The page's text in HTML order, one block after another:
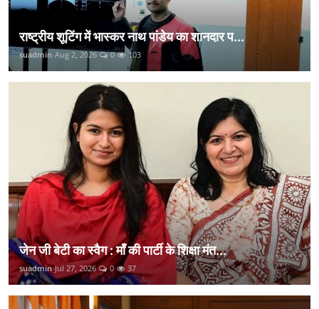
राष्ट्रीय शूटिंग में भास्कर नाथ पांडेय का शानदार प...
suadmin Aug 2, 2026 0 103
जेन जी बेटी का स्वैग : माँ की पार्टी के शिक्षा मंत...
suadmin Jul 27, 2026 0 37